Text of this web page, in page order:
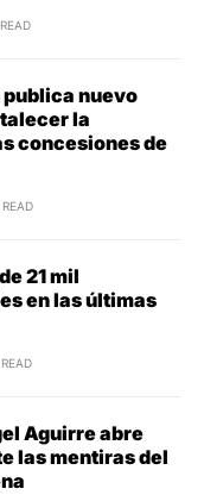
nuevo
la
concesiones de
21 mil
en las últimas
Aguirre abre
las mentiras del